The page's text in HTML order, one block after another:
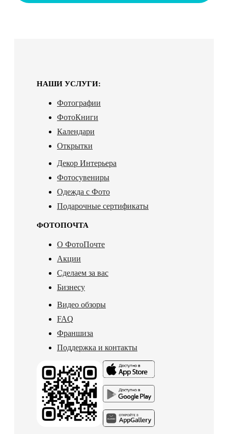
НАШИ УСЛУГИ:
Фотографии
ФотоКниги
Календари
Открытки
Декор Интерьера
Фотосувениры
Одежда с Фото
Подарочные сертификаты
ФОТОПОЧТА
О ФотоПочте
Акции
Сделаем за вас
Бизнесу
Видео обзоры
FAQ
Франшиза
Поддержка и контакты